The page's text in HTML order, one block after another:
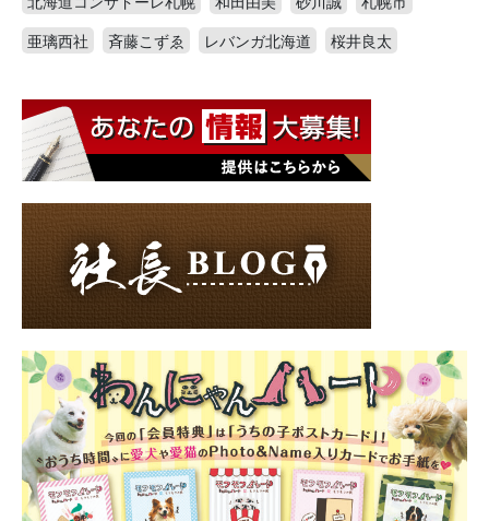
亜璃西社
斉藤こずゑ レバンガ北海道 桜井良太